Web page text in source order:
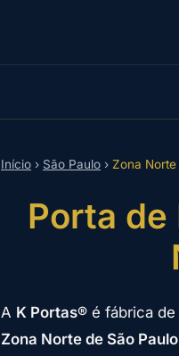
Início › São Paulo › Zona Norte
Porta de
A K Portas® é fábrica
Zona Norte de São Paulo